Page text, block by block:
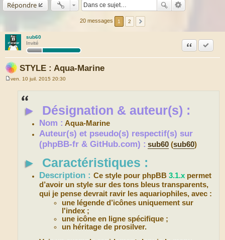
Répondre
20 messages 1 2
sub60
Invité
STYLE : Aqua-Marine
Citation
ven. 10 juil. 2015 20:30
► Désignation & auteur(s) :
Nom : Aqua-Marine
Auteur(s) et pseudo(s) respectif(s) sur
(phpBB-fr & GitHub.com) : sub60 (sub60)
► Caractéristiques :
Description :Ce style pour phpBB3.1.x permet
d’avoir un style sur des tons bleus transparents,
qui je pense devrait ravir les aquariophiles, avec :
une légende d’icônes uniquement sur
l'index ;
une icône en ligne spécifique ;
un héritage de prosilver.